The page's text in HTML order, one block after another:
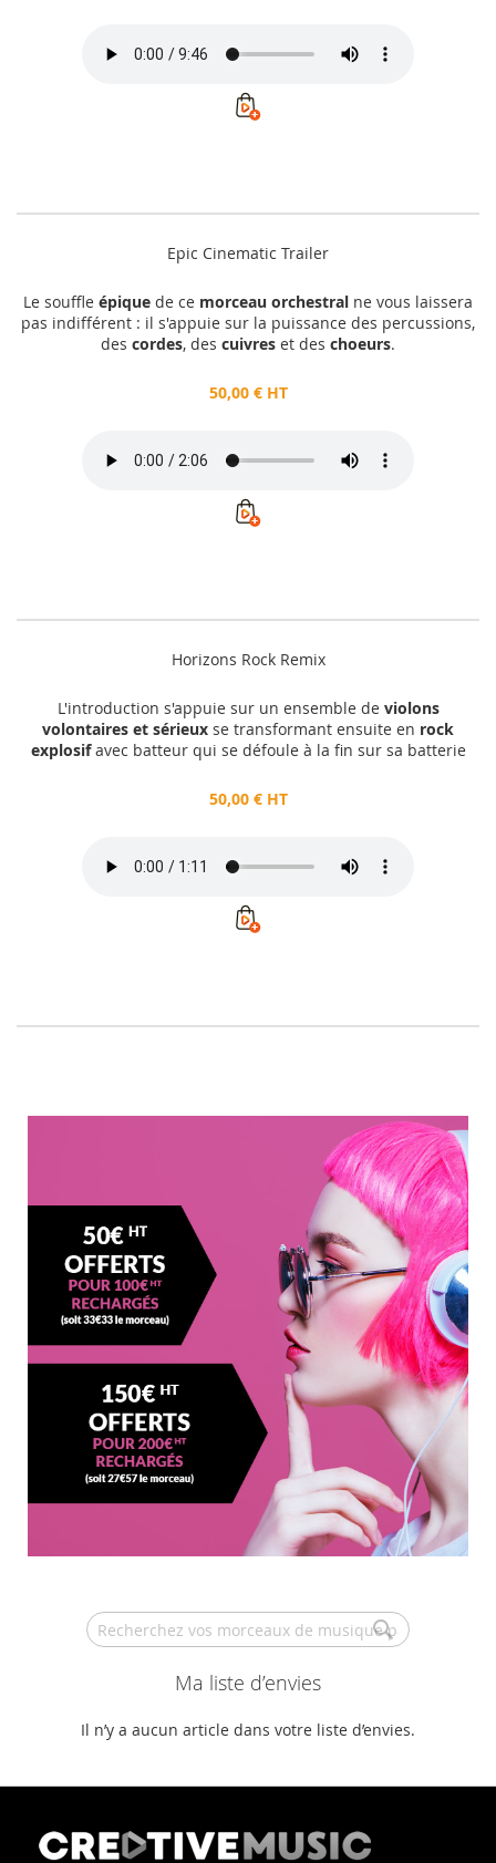
Epic Cinematic Trailer
Le souffle épique de ce morceau orchestral ne vous laissera
pas indifférent : il s'appuie sur la puissance des percussions,
des cordes, des cuivres et des choeurs.
50,00 € HT
Horizons Rock Remix
L'introduction s'appuie sur un ensemble de violons
volontaires et sérieux se transformant ensuite en rock
explosifavec batteur qui se défoule à la fin sur sa batterie
50,00 € HT
Ma liste d’envies
Il n’y a aucun article dans votre liste d’envies.